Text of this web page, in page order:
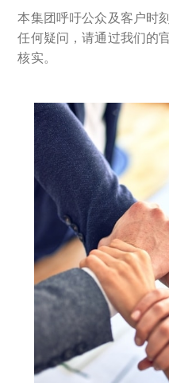
本集团呼吁公众及客户时
任何疑问，请通过我们的
核实。